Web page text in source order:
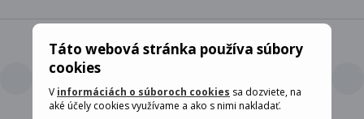
Táto webová stránka používa súbory
cookies
V informáciách o súboroch cookies sa dozviete, na
aké účely cookies využívame a ako s nimi nakladať.
Všetko naskladnený
pripravené na odoslanie
Nízké ceny
Tovaru